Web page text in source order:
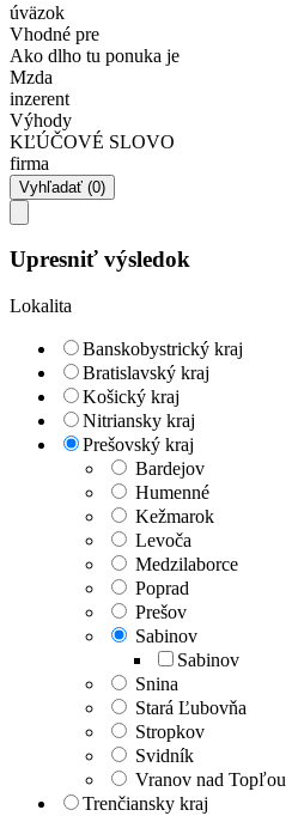
úväzok
Vhodné pre
Ako dlho tu ponuka je
Mzda
inzerent
Výhody
KĽÚČOVÉ SLOVO
firma
Upresniť výsledok
Lokalita
Banskobystrický kraj
Bratislavský kraj
Košický kraj
Nitriansky kraj
Prešovský kraj
Bardejov
Humenné
Kežmarok
Levoča
Medzilaborce
Poprad
Prešov
Sabinov
Sabinov
Snina
Stará Ľubovňa
Stropkov
Svidník
Vranov nad Topľou
Trenčiansky kraj